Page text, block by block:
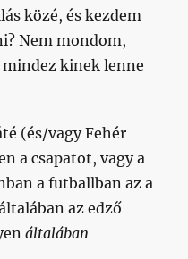
közé, és kezdem
Nem mondom,
kinek lenne
(és/vagy Fehér
a csapatot, vagy a
a futballban az a
az edző
általában